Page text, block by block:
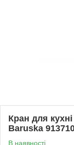
Кран для
Baruska
В наявності